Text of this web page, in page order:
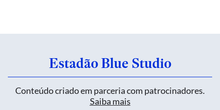
Estadão Blue Studio
Conteúdo criado em parceria com patrocinadores.
Saiba mais